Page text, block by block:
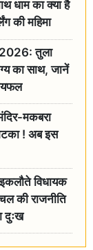
धाम का क्या है
की महिमा
तुला
का साथ, जानें
मकबरा
! अब इस
विधायक
की राजनीति
दुःख